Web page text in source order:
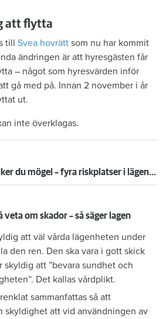
att flytta
till Svea hovrätt som nu har kommit
ändringen är att hyresgästen får
– något som hyresvärden inför
gå med på. Innan 2 november i år
ut.
inte överklagas.
Så undviker du mögel – fyra riskplatser i lägenheten: ”Måste städa bort”
veta om skador – så säger lagen
att väl vårda lägenheten under
den ren. Den ska vara i gott skick
skyldig att ”bevara sundhet och
Det kallas vårdplikt.
sammanfattas så att
skyldighet att vid användningen av